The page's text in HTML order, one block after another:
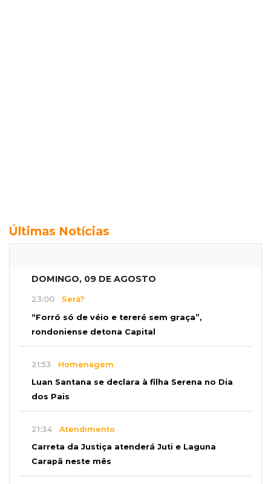
Últimas Notícias
DOMINGO, 09 DE AGOSTO
23:00 Será?
“Forró só de véio e tereré sem graça”,
rondoniense detona Capital
21:53 Homenagem
Luan Santana se declara à filha Serena no Dia
dos Pais
21:34 Atendimento
Carreta da Justiça atenderá Juti e Laguna
Carapã neste mês